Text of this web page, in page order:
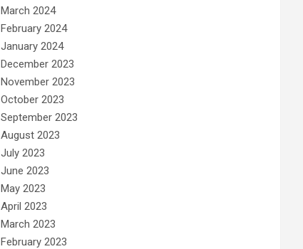
March 2024
February 2024
January 2024
December 2023
November 2023
October 2023
September 2023
August 2023
July 2023
June 2023
May 2023
April 2023
March 2023
February 2023